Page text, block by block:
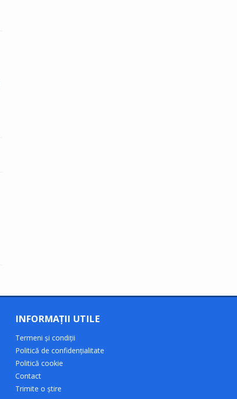
INFORMAȚII UTILE
Termeni și condiții
Politică de confidențialitate
Politică cookie
Contact
Trimite o știre